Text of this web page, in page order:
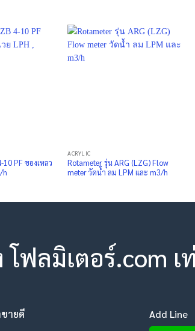
PF ของเหลว
h
ACRYLIC
Rotameter รุ่น ARG (LZG) Flow
meter วัดน้ำ ลม LPM และ m3/h
ฟลมิเตอร์.com เ
ายดี Add Line